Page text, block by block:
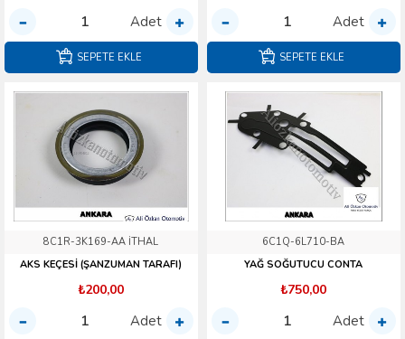
Adet
SEPETE EKLE
Adet
SEPETE EKLE
8C1R-3K169-AA İTHAL
AKS KEÇESİ (ŞANZUMAN TARAFI)
₺200,00
Adet
6C1Q-6L710-BA
YAĞ SOĞUTUCU CONTA
₺750,00
Adet